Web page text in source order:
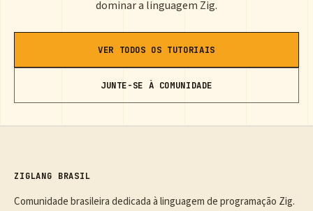
dominar a linguagem Zig.
VER TODOS OS TUTORIAIS
JUNTE-SE À COMUNIDADE
ZIGLANG BRASIL
Comunidade brasileira dedicada à linguagem de programação Zig.